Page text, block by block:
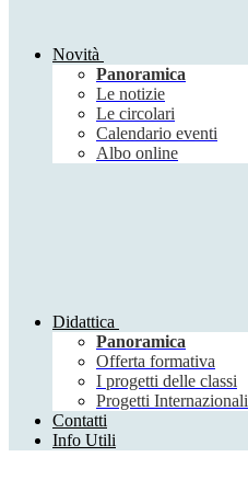
Novità
Panoramica
Le notizie
Le circolari
Calendario eventi
Albo online
Didattica
Panoramica
Offerta formativa
I progetti delle classi
Progetti Internazionali
Contatti
Info Utili